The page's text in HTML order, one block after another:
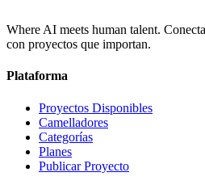
Where AI meets human talent.
con proyectos que importan.
Plataforma
Proyectos Disponibles
Camelladores
Categorías
Planes
Publicar Proyecto